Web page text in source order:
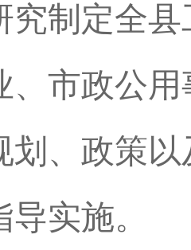
究制定全
、市政公
划、政策
实施。